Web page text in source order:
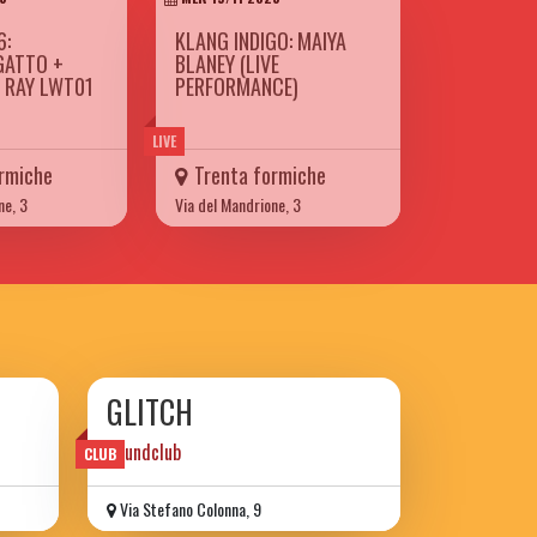
+
LWT01
3
LIVE
KLANG INDIGO: MAIYA
BLANEY (LIVE
PERFORMANCE)
Trenta formiche
Via del Mandrione, 3
CLUB
GLITCH
Soundclub
Via Stefano Colonna, 9